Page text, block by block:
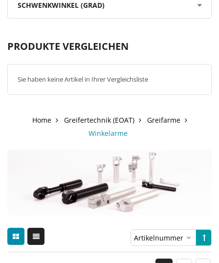
SCHWENKWINKEL (GRAD)
PRODUKTE VERGLEICHEN
Sie haben keine Artikel in Ihrer Vergleichsliste
Home Greifertechnik (EOAT)
Greifarme
Winkelarme